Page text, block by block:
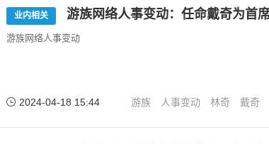
业内相关 游族网络人事变动：任命戴奇为首
游族网络人事变动
2024-04-18 15:44 游族 人事变动 林奇 戴奇